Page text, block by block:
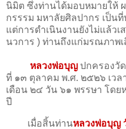
นิมิต ซึ่งท่านได้มอบหมายให้
กรรรม มหาลัยศิลปากร เป็น
แต่การดำเนินงานยังไม่แล้ว
นวการ ) ท่านถึงแก่มรณภาพ
หลวงพ่อบุญปกครองวั
ที่ ๑๓ ตุลาคม พ.ศ. ๒๕๒๖ เว
เดือน ๒๔ วัน ๖๑ พรรษา โด
ปี
เมื่อสิ้นท่านหลวงพ่อบุญ